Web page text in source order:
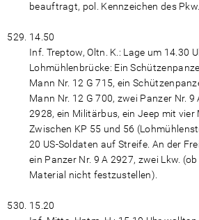
beauftragt, pol. Kennzeichen des
14.50
Inf. Treptow, Oltn. K.: Lage um 14.30
Lohmühlenbrücke: Ein
Mann Nr. 12 G 715, ein
Mann Nr. 12 G 700, zwei Panzer Nr. 9
2928, ein Militärbus, ein Jeep mit vier
Zwischen KP 55 und 56
20 US-Soldaten auf Streife. An der
ein Panzer Nr. 9 A 2927, zwei Lkw.
Material nicht festzustellen).
15.20